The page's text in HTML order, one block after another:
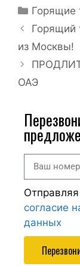
Горящие
Горящий
из Москвы!
ОАЭ
согласие
данных